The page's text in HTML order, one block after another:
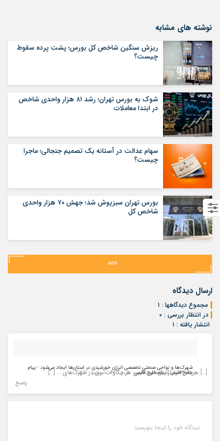
نوشته های مشابه
ریزش سنگین شاخص کل بورس؛ پشت پرده سقوط
چیست؟
شوک به بورس تهران؛ رشد ۸۱ هزار واحدی شاخص
در ابتدا معاملات
سهام عدالت در آستانه یک تصمیم جنجالی؛ ماجرا
چیست؟
بورس تهران سبزپوش شد؛ جهش ۷۰ هزار واحدی
شاخص کل
ارسال دیدگاه
مجموع دیدگاهها : ۱
در انتظار بررسی : ۰
انتشار یافته : ۱
شهرک‌ها و نواحی صنعتی تخصصی انرژی خورشیدی در استان‌ها ایجاد می‌شود - پیام
خلیج فارس | پیام خلیج فارس- تاریخ : ۲۳ - شهریور - ۱۴۰۰ […] هزینه ۳میلیارد تومانی تامین هر مگاوات برق در شهرک‌های … […]
پاسخ
دیدگاه خود را اینجا بنویسید